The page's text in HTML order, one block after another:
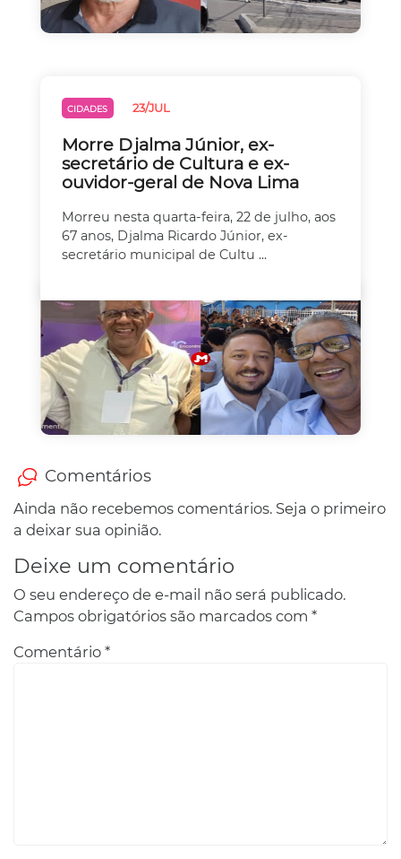
CIDADES 23/JUL
Morre Djalma Júnior, ex-
secretário de Cultura e ex-
ouvidor-geral de Nova Lima
Morreu nesta quarta-feira, 22 de julho, aos
67 anos, Djalma Ricardo Júnior, ex-
secretário municipal de Cultu ...
Comentários
Ainda não recebemos comentários. Seja o primeiro
a deixar sua opinião.
Deixe um comentário
O seu endereço de e-mail não será publicado.
Campos obrigatórios são marcados com *
Comentário *